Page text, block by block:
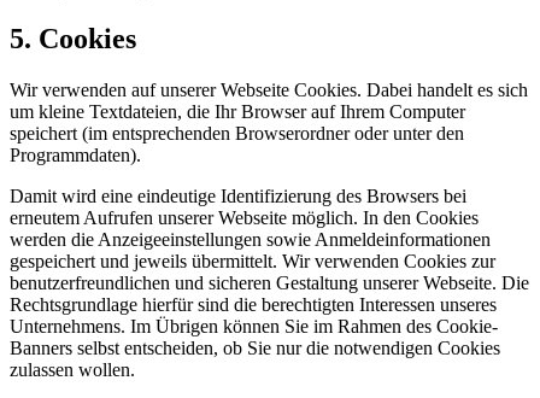
5. Cookies
Wir verwenden auf unserer Webseite Cookies. Dabei handelt es sich
um kleine Textdateien, die Ihr Browser auf Ihrem Computer
speichert (im entsprechenden Browserordner oder unter den
Programmdaten).
Damit wird eine eindeutige Identifizierung des Browsers bei
erneutem Aufrufen unserer Webseite möglich. In den Cookies
werden die Anzeigeeinstellungen sowie Anmeldeinformationen
gespeichert und jeweils übermittelt. Wir verwenden Cookies zur
benutzerfreundlichen und sicheren Gestaltung unserer Webseite. Die
Rechtsgrundlage hierfür sind die berechtigten Interessen unseres
Unternehmens. Im Übrigen können Sie im Rahmen des Cookie-
Banners selbst entscheiden, ob Sie nur die notwendigen Cookies
zulassen wollen.